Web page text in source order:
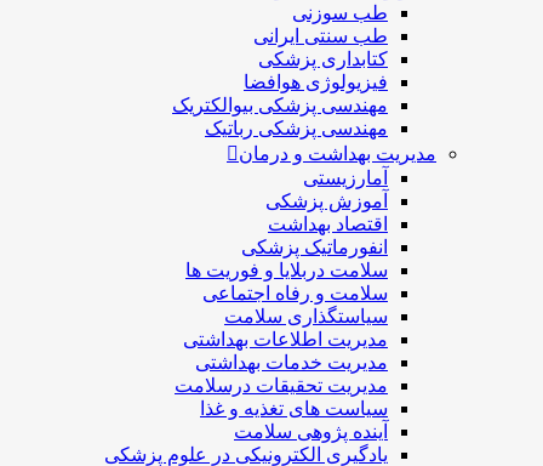
طب سوزنی
طب سنتی ایرانی
کتابداری پزشکی
فیزیولوژی هوافضا
مهندسی پزشکی بیوالکتریک
مهندسی پزشکی رباتیک
مدیریت بهداشت و درمان
آمارزیستی
آموزش پزشکی
اقتصاد بهداشت
انفورماتیک پزشکی
سلامت دربلايا و فوريت ها
سلامت و رفاه اجتماعی
سیاستگذاری سلامت
مدیریت اطلاعات بهداشتی
مدیریت خدمات بهداشتی
مدیریت تحقیقات درسلامت
سیاست های تغذیه و غذا
آینده پژوهی سلامت
یادگیری الکترونیکی در علوم پزشکی